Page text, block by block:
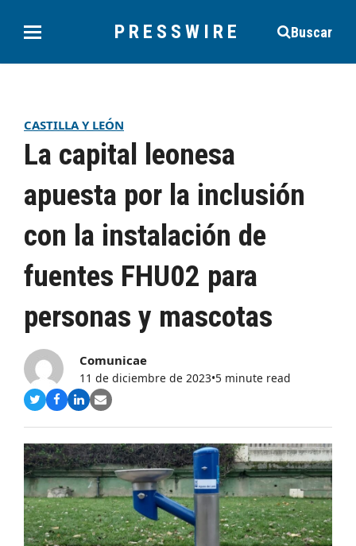
PRESSWIRE Buscar
CASTILLA Y LEÓN
La capital leonesa
apuesta por la inclusión
con la instalación de
fuentes FHU02 para
personas y mascotas
Comunicae
11 de diciembre de 2023•5 minute read
Compartir
Twitter
Compartir
Facebook
Compartir
LinkedIn
Share
Email